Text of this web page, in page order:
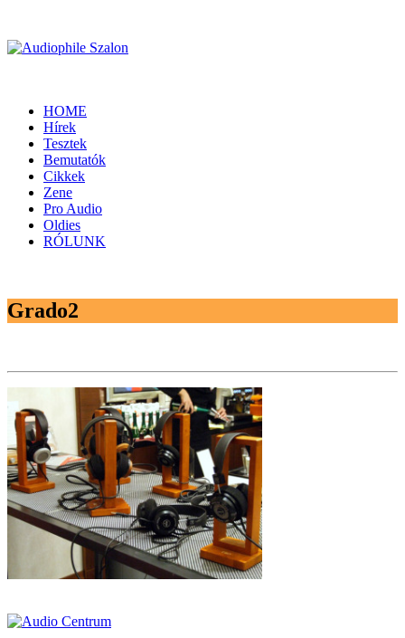
HOME
Hírek
Tesztek
Bemutatók
Cikkek
Zene
Pro Audio
Oldies
RÓLUNK
Grado2